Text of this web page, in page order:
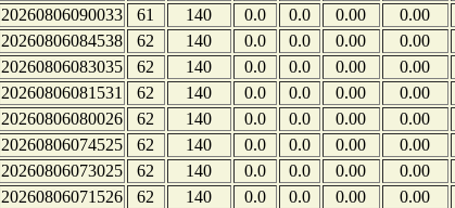
20260806090033
61 140 0.0 0.0 0.00 0.00
20260806084538
62 140 0.0 0.0 0.00 0.00
20260806083035
62 140 0.0 0.0 0.00 0.00
20260806081531
62 140 0.0 0.0 0.00 0.00
20260806080026
62 140 0.0 0.0 0.00 0.00
20260806074525
62 140 0.0 0.0 0.00 0.00
20260806073025
62 140 0.0 0.0 0.00 0.00
20260806071526
62 140 0.0 0.0 0.00 0.00